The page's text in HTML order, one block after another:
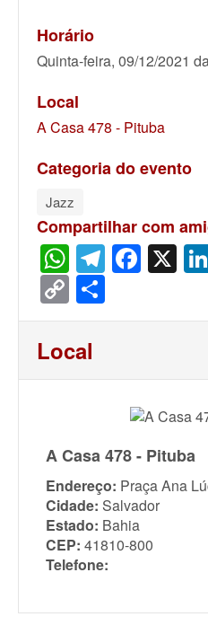
Horário
Quinta-feira, 09/12/2021
Local
A Casa 478 - Pituba
Categoria do evento
Jazz
Compartilhar com
WhatsApp
X
Copy
Link
Local
A Casa 478 - Pituba
Endereço: Praça Ana
Cidade: Salvador
Estado: Bahia
CEP: 41810-800
Telefone: